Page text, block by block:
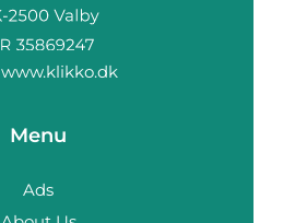
www.klikko.dk
Menu
Ads